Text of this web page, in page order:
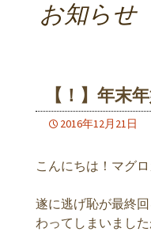
お知らせ
【！】年末
2016年12月21日
こんにちは！マグ
遂に逃げ恥が最終
わってしまいまし